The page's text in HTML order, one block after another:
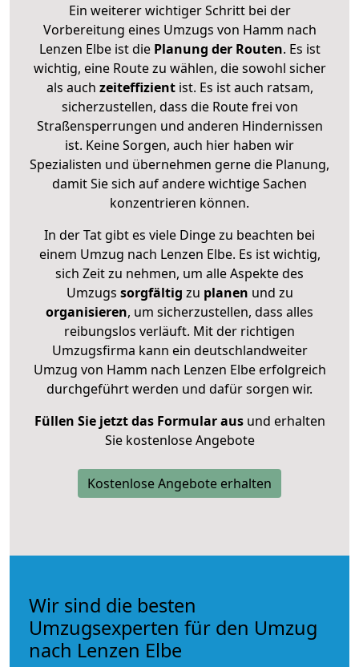
Ein weiterer wichtiger Schritt bei der
Vorbereitung eines Umzugs von Hamm nach
Lenzen Elbe ist diePlanung der Routen. Es ist
wichtig, eine Route zu wählen, die sowohl sicher
als auch zeiteffizientist. Es ist auch ratsam,
sicherzustellen, dass die Route frei von
Straßensperrungen und anderen Hindernissen
ist. Keine Sorgen, auch hier haben wir
Spezialisten und übernehmen gerne die Planung,
damit Sie sich auf andere wichtige Sachen
konzentrieren können.
In der Tat gibt es viele Dinge zu beachten bei
einem Umzug nach Lenzen Elbe. Es ist wichtig,
sich Zeit zu nehmen, um alle Aspekte des
Umzugs sorgfältig zu planen und zu
organisieren, um sicherzustellen, dass alles
reibungslos verläuft. Mit der richtigen
Umzugsfirma kann ein deutschlandweiter
Umzug von Hamm nach Lenzen Elbe erfolgreich
durchgeführt werden und dafür sorgen wir.
Füllen Sie jetzt das Formular ausund erhalten
Sie kostenlose Angebote
Kostenlose Angebote erhalten
Wir sind die besten
Umzugsexperten für den Umzug
nach Lenzen Elbe